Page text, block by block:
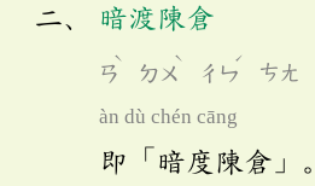
暗渡陳倉
ㄢ
ˋ
ㄉㄨ
ˋ
ㄔㄣ
ˊ
ㄘㄤ
àn dù chén cāng
即「暗度陳倉」